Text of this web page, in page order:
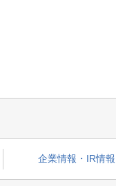
企業情報・IR情報